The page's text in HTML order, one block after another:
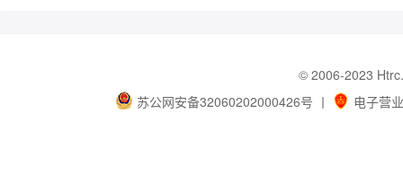
© 2006-2023
苏公网安备32060202000426号 丨 电子营